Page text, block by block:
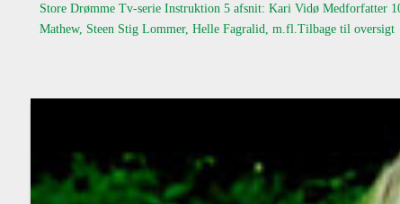
Store Drømme Tv-serie Instruktion 5 afsnit: Kari Vidø Medforfatter
Mathew, Steen Stig Lommer, Helle Fagralid, m.fl.Tilbage til oversigt